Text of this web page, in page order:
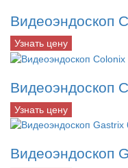
Видеоэндоскоп
Узнать цену
Видеоэндоскоп
Узнать цену
Видеоэндоскоп